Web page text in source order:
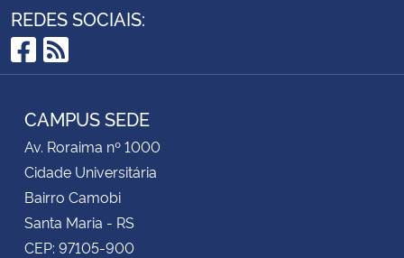
REDES SOCIAIS:
Facebook
RSS
CAMPUS SEDE
Av. Roraima nº 1000
Cidade Universitária
Bairro Camobi
Santa Maria - RS
CEP: 97105-900